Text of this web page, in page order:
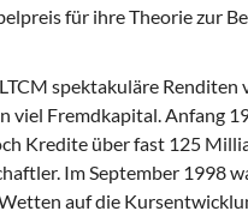
für ihre Theorie zur
spektakuläre Renditen
viel Fremdkapital. Anfang
Kredite über fast 125
Im September 1998
auf die